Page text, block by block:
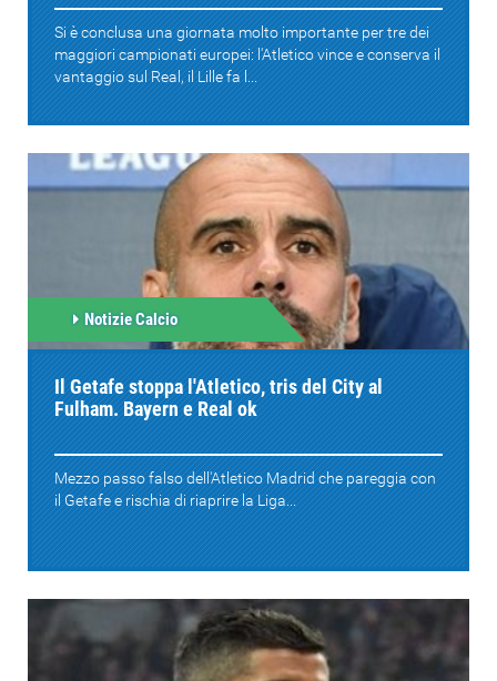
Si è conclusa una giornata molto importante per tre dei
maggiori campionati europei: l'Atletico vince e conserva il
vantaggio sul Real, il Lille fa l...
Notizie Calcio
Il Getafe stoppa l'Atletico, tris del City al
Fulham. Bayern e Real ok
Mezzo passo falso dell'Atletico Madrid che pareggia con
il Getafe e rischia di riaprire la Liga...